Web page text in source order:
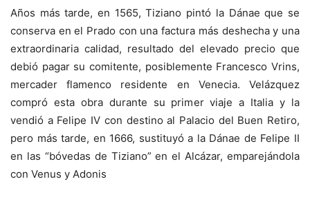
Años más tarde, en 1565, Tiziano pintó la Dánae que se
conserva en el Prado con una factura más deshecha y una
extraordinaria calidad, resultado del elevado precio que
debió pagar su comitente, posiblemente Francesco Vrins,
mercader flamenco residente en Venecia. Velázquez
compró esta obra durante su primer viaje a Italia y la
vendió a Felipe IV con destino al Palacio del Buen Retiro,
pero más tarde, en 1666, sustituyó a la Dánae de Felipe II
en las “bóvedas de Tiziano” en el Alcázar, emparejándola
con Venus y Adonis